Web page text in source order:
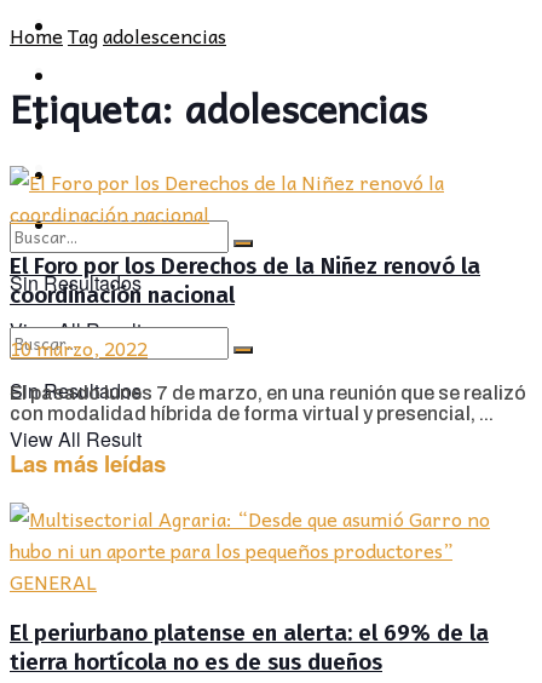
POLÍTICA
CULTURA
Sin Resultados
View All Result
PROVINCIA
SOCIEDAD
CULTURA
OPINIÓN
Sin Resultados
View All Result
HomeTagadolescencias
Etiqueta: adolescencias
El Foro por los Derechos de la Niñez renovó la
coordinación nacional
10 marzo, 2022
El pasado lunes 7 de marzo, en una reunión que se realizó
con modalidad híbrida de forma virtual y presencial, ...
Las más leídas
GENERAL
El periurbano platense en alerta: el 69% de la
tierra hortícola no es de sus dueños